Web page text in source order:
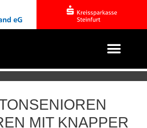
MIT KNAPPER